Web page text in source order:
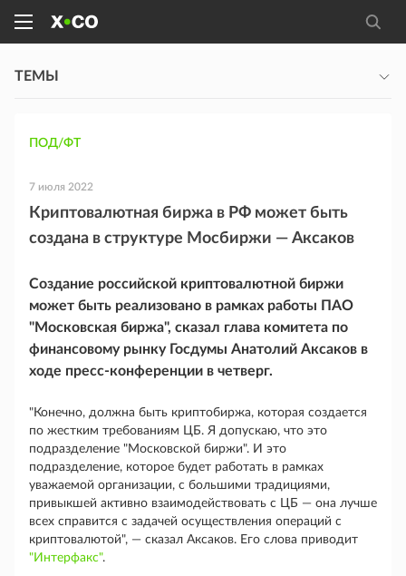
ТЕМЫ
ПОД/ФТ
7 июля 2022
Криптовалютная биржа в РФ может быть
создана в структуре Мосбиржи — Аксаков
Создание российской криптовалютной биржи
может быть реализовано в рамках работы ПАО
"Московская биржа", сказал глава комитета по
финансовому рынку Госдумы Анатолий Аксаков в
ходе пресс-конференции в четверг.
"Конечно, должна быть криптобиржа, которая создается
по жестким требованиям ЦБ. Я допускаю, что это
подразделение "Московской биржи". И это
подразделение, которое будет работать в рамках
уважаемой организации, с большими традициями,
привыкшей активно взаимодействовать с ЦБ — она лучше
всех справится с задачей осуществления операций с
криптовалютой", — сказал Аксаков. Его слова приводит
"Интерфакс".